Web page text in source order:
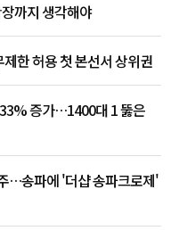
까지 생각해야
한 허용 첫 본선서 상위권
증가…1400대 1 뚫은
…송파에 '더샵 송파크로제'